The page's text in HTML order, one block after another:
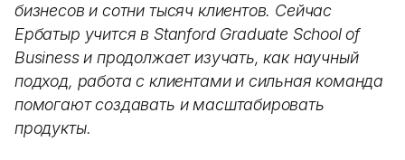
бизнесов и сотни тысяч клиентов. Сейчас
Ербатыр учится в Stanford Graduate School of
Business и продолжает изучать, как научный
подход, работа с клиентами и сильная команда
помогают создавать и масштабировать
продукты.